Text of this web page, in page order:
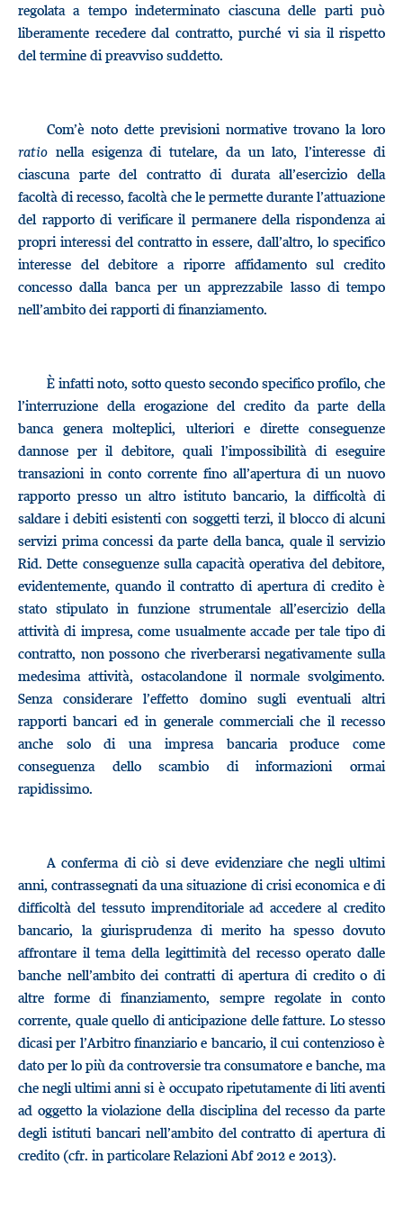
regolata a tempo indeterminato ciascuna delle parti può
liberamente recedere dal contratto, purché vi sia il rispetto
del termine di preavviso suddetto.
Com’è noto dette previsioni normative trovano la loro
ratio nella esigenza di tutelare, da un lato, l’interesse di
ciascuna parte del contratto di durata all’esercizio della
facoltà di recesso, facoltà che le permette durante l’attuazione
del rapporto di verificare il permanere della rispondenza ai
propri interessi del contratto in essere, dall’altro, lo specifico
interesse del debitore a riporre affidamento sul credito
concesso dalla banca per un apprezzabile lasso di tempo
nell’ambito dei rapporti di finanziamento.
È infatti noto, sotto questo secondo specifico profilo, che
l’interruzione della erogazione del credito da parte della
banca genera molteplici, ulteriori e dirette conseguenze
dannose per il debitore, quali l’impossibilità di eseguire
transazioni in conto corrente fino all’apertura di un nuovo
rapporto presso un altro istituto bancario, la difficoltà di
saldare i debiti esistenti con soggetti terzi, il blocco di alcuni
servizi prima concessi da parte della banca, quale il servizio
Rid. Dette conseguenze sulla capacità operativa del debitore,
evidentemente, quando il contratto di apertura di credito è
stato stipulato in funzione strumentale all’esercizio della
attività di impresa, come usualmente accade per tale tipo di
contratto, non possono che riverberarsi negativamente sulla
medesima attività, ostacolandone il normale svolgimento.
Senza considerare l’effetto domino sugli eventuali altri
rapporti bancari ed in generale commerciali che il recesso
anche solo di una impresa bancaria produce come
conseguenza dello scambio di informazioni ormai
rapidissimo.
A conferma di ciò si deve evidenziare che negli ultimi
anni, contrassegnati da una situazione di crisi economica e di
difficoltà del tessuto imprenditoriale ad accedere al credito
bancario, la giurisprudenza di merito ha spesso dovuto
affrontare il tema della legittimità del recesso operato dalle
banche nell’ambito dei contratti di apertura di credito o di
altre forme di finanziamento, sempre regolate in conto
corrente, quale quello di anticipazione delle fatture. Lo stesso
dicasi per l’Arbitro finanziario e bancario, il cui contenzioso è
dato per lo più da controversie tra consumatore e banche, ma
che negli ultimi anni si è occupato ripetutamente di liti aventi
ad oggetto la violazione della disciplina del recesso da parte
degli istituti bancari nell’ambito del contratto di apertura di
credito (cfr. in particolare Relazioni Abf 2012 e 2013).